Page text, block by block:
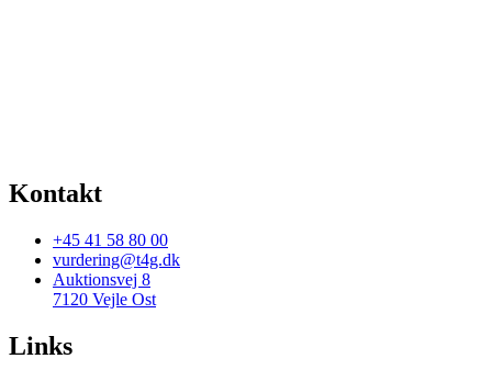
Kontakt
+45 41 58 80 00
vurdering@t4g.dk
Auktionsvej 8
7120 Vejle Ost
Links